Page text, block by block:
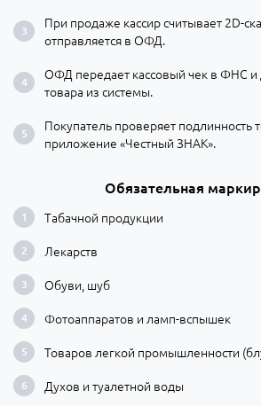
При продаже кассир считывает 2D-
отправляется в ОФД.
ОФД передает кассовый чек в ФНС
товара из системы.
Покупатель проверяет подлинность
приложение «Честный ЗНАК».
Обязательная
Табачной продукции
Лекарств
Обуви, шуб
Фотоаппаратов и ламп-вспышек
Товаров легкой промышленности
Духов и туалетной воды